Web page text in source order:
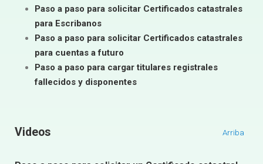
Paso a paso para solicitar Certificados catastrales
para Escribanos
Paso a paso para solicitar Certificados catastrales
para cuentas a futuro
Paso a paso para cargar titulares registrales
fallecidos y disponentes
Videos Arriba